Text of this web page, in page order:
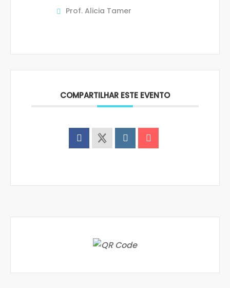
Prof. Alicia Tamer
COMPARTILHAR ESTE EVENTO